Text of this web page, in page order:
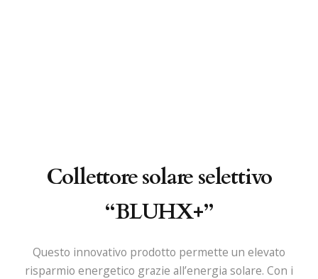
Collettore solare selettivo
“BLUHX+”
Questo innovativo prodotto permette un elevato
risparmio energetico grazie all’energia solare. Con i